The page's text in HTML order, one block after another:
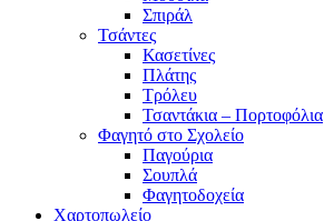
Σπιράλ
Τσάντες
Κασετίνες
Πλάτης
Τρόλευ
Τσαντάκια – Πορτοφόλια
Φαγητό στο Σχολείο
Παγούρια
Σουπλά
Φαγητοδοχεία
Χαρτοπωλείο